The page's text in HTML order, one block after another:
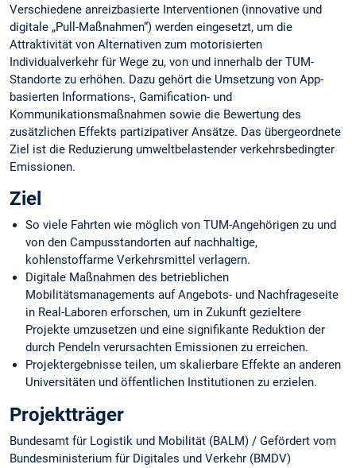
Verschiedene anreizbasierte Interventionen (innovative und
digitale „Pull-Maßnahmen“) werden eingesetzt, um die
Attraktivität von Alternativen zum motorisierten
Individualverkehr für Wege zu, von und innerhalb der TUM-
Standorte zu erhöhen. Dazu gehört die Umsetzung von App-
basierten Informations-, Gamification- und
Kommunikationsmaßnahmen sowie die Bewertung des
zusätzlichen Effekts partizipativer Ansätze. Das übergeordnete
Ziel ist die Reduzierung umweltbelastender verkehrsbedingter
Emissionen.
Ziel
So viele Fahrten wie möglich von TUM-Angehörigen zu und
von den Campusstandorten auf nachhaltige,
kohlenstoffarme Verkehrsmittel verlagern.
Digitale Maßnahmen des betrieblichen
Mobilitätsmanagements auf Angebots- und Nachfrageseite
in Real-Laboren erforschen, um in Zukunft gezieltere
Projekte umzusetzen und eine signifikante Reduktion der
durch Pendeln verursachten Emissionen zu erreichen.
Projektergebnisse teilen, um skalierbare Effekte an anderen
Universitäten und öffentlichen Institutionen zu erzielen.
Projektträger
Bundesamt für Logistik und Mobilität (BALM) / Gefördert vom
Bundesministerium für Digitales und Verkehr (BMDV)